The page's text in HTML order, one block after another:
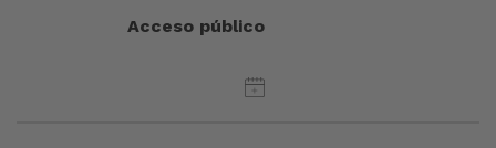
Acceso público